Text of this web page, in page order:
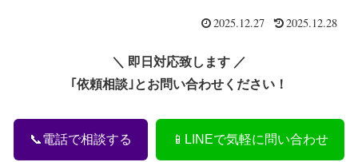
2025.12.27 2025.12.28
＼ 即日対応致します ／
｢依頼相談｣とお問い合わせください！
📞電話で相談する 📱LINEで気軽に問い合わせ